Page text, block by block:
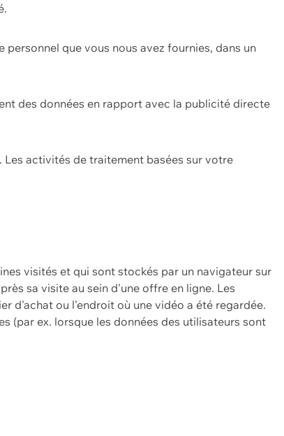
que vous nous avez fournies, dans un
des données en rapport avec la publicité directe
activités de traitement basées sur votre
visités et qui sont stockés par un navigateur sur
sa visite au sein d'une offre en ligne. Les
d'achat ou l'endroit où une vidéo a été regardée.
(par ex. lorsque les données des utilisateurs sont